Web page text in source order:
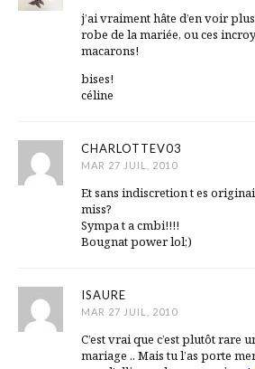
j’ai vraiment hâte d’en voir
robe de la mariée, ou ces
macarons!
bises!
céline
CHARLOTTEV03
MAR 27 JUIL, 2010
Et sans indiscretion t es
miss?
Sympa t a cmbi!!!!
Bougnat power lol;)
ISAURE
MAR 27 JUIL, 2010
C’est vrai que c’est plutôt rare
mariage .. Mais tu l’as porte